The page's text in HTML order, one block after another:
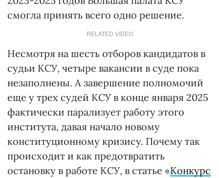
смогла принять всего одно решение.
RELATED VIDEO
Несмотря на шесть отборов кандидатов в
судьи КСУ, четыре вакансии в суде пока
незаполнены. А завершение полномочий
еще у трех судей КСУ в конце января 2025
фактически парализует работу этого
института, давая начало новому
конституционному кризису. Почему так
происходит и как предотвратить
остановку в работе КСУ, в статье «Конкурс